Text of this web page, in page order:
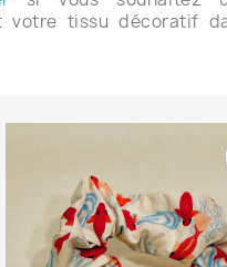
votre tissu décoratif